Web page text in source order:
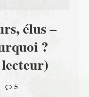
élus –
?
5